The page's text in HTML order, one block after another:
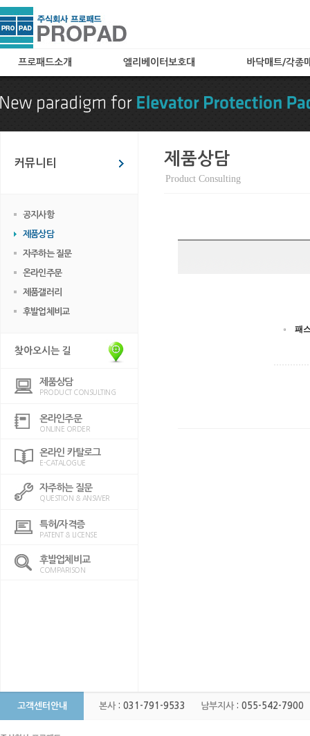
프로패드소개
특허 및 자격
찾아오시는 길
엘리베이터보호대
B타입(메쉬타입)
C타입
카페트(엘레가드) 타입
칼라보드(아트보드) 타입
바닥매트/각종
로비매트
보호용매트
커뮤니티
공지사항
제품상담
자주하는 질문
온라인주문
제품갤러리
후발업체비교
찾아오시는 길
제품상담
PRODUCT CONSULTING
온라인주문
ONLINE ORDER
온라인 카탈로그
E-CATALOGUE
자주하는 질문
QUESTION & ANSWER
특허/자격증
PATENT & LICENSE
후발업체비교
COMPARISON
제품상담
Product Consulting
패
고객센터안내 본사: 031-791-9533 남부지사: 055-542-7900